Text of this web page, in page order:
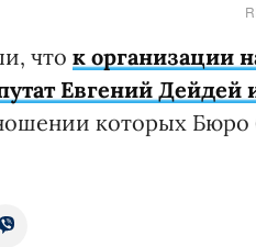
что к организации
Евгений Дейдей
которых